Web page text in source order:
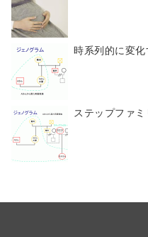
時系列的に変
ステップファミ